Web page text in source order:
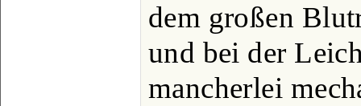
dem großen
und bei der
mancherlei